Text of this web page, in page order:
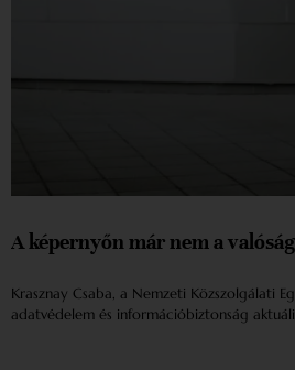
A képernyőn már nem a
Krasznay Csaba, a Nemzeti Közszolgálati
adatvédelem és információbiztonság